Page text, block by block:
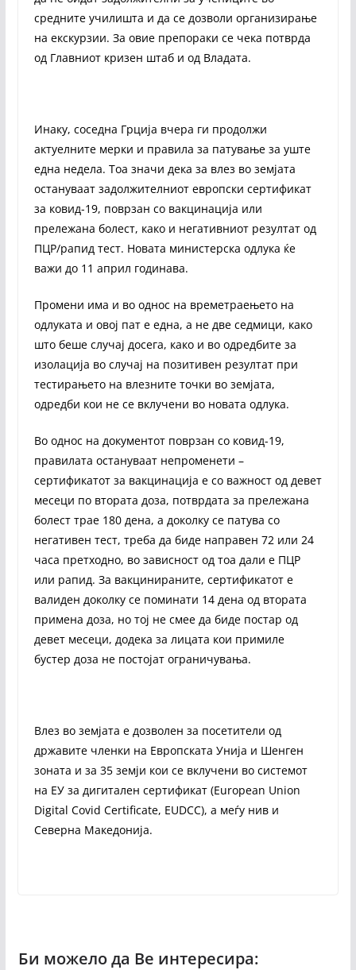
средните училишта и да се дозволи организирање
на екскурзии. За овие препораки се чека потврда
од Главниот кризен штаб и од Владата.
Инаку, соседна Грција вчера ги продолжи
актуелните мерки и правила за патување за уште
една недела. Тоа значи дека за влез во земјата
остануваат задолжителниот европски сертификат
за ковид-19, поврзан со вакцинација или
прележана болест, како и негативниот резултат од
ПЦР/рапид тест. Новата министерска одлука ќе
важи до 11 април годинава.
Промени има и во однос на времетраењето на
одлуката и овој пат е една, а не две седмици, како
што беше случај досега, како и во одредбите за
изолација во случај на позитивен резултат при
тестирањето на влезните точки во земјата,
одредби кои не се вклучени во новата одлука.
Во однос на документот поврзан со ковид-19,
правилата остануваат непроменети –
сертификатот за вакцинација е со важност од девет
месеци по втората доза, потврдата за прележана
болест трае 180 дена, а доколку се патува со
негативен тест, треба да биде направен 72 или 24
часа претходно, во зависност од тоа дали е ПЦР
или рапид. За вакцинираните, сертификатот е
валиден доколку се поминати 14 дена од втората
примена доза, но тој не смее да биде постар од
девет месеци, додека за лицата кои примиле
бустер доза не постојат ограничувања.
Влез во земјата е дозволен за посетители од
државите членки на Европската Унија и Шенген
зоната и за 35 земји кои се вклучени во системот
на ЕУ за дигитален сертификат (European Union
Digital Covid Certificate, EUDCC), а меѓу нив и
Северна Македонија.